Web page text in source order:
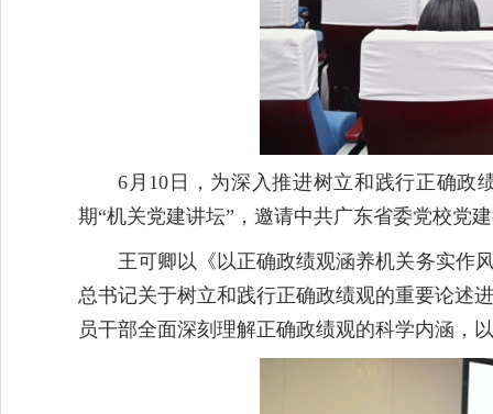
6月10日，为深入推进树立和践行正确政
期“机关党建讲坛”，邀请中共广东省委党校党
王可卿以《以正确政绩观涵养机关务实作
总书记关于树立和践行正确政绩观的重要论述
员干部全面深刻理解正确政绩观的科学内涵，